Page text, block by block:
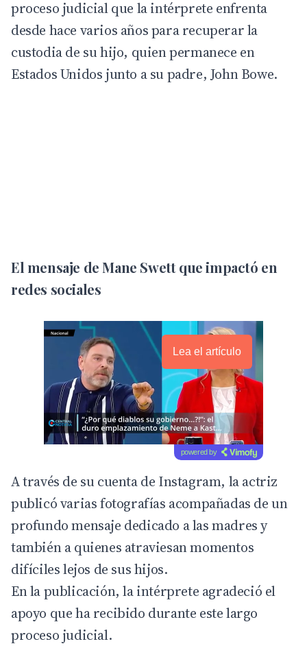
proceso judicial que la intérprete enfrenta
desde hace varios años para recuperar la
custodia de su hijo, quien permanece en
Estados Unidos junto a su padre, John Bowe.
El mensaje de Mane Swett que impactó en
redes sociales
Lea el artículo
powered by
A través de su cuenta de Instagram, la actriz
publicó varias fotografías acompañadas de un
profundo mensaje dedicado a las madres y
también a quienes atraviesan momentos
difíciles lejos de sus hijos.
En la publicación, la intérprete agradeció el
apoyo que ha recibido durante este largo
proceso judicial.